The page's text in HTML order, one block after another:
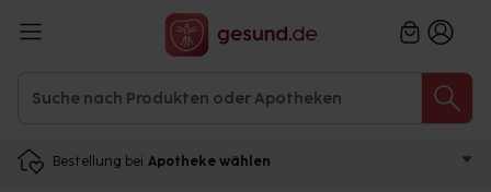
Bestellung bei Apotheke wählen